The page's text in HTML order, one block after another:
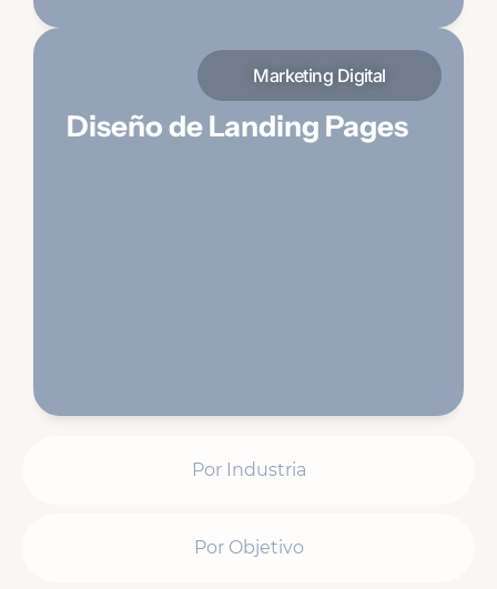
Por Industria
Por Objetivo
Marketing Digital
Diseño de Landing Pages